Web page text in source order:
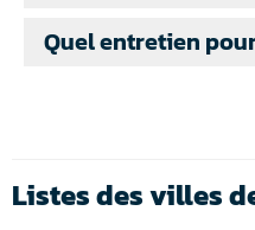
Quel entretien
Listes des villes